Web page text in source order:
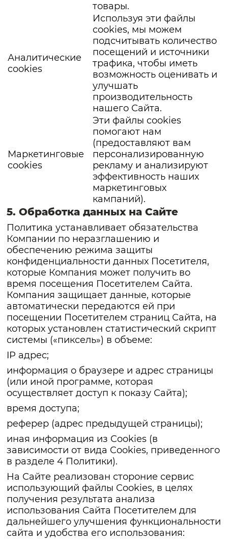
товары.
Аналитические
cookies
Используя эти файлы
cookies, мы можем
подсчитывать количество
посещений и источники
трафика, чтобы иметь
возможность оценивать и
улучшать
производительность
нашего Сайта.
Маркетинговые
cookies
Эти файлы cookies
помогают нам
(предоставляют вам
персонализированную
рекламу и анализируют
эффективность наших
маркетинговых
кампаний).
5. Обработка данных на Сайте
Политика устанавливает обязательства
Компании по неразглашению и
обеспечению режима защиты
конфиденциальности данных Посетителя,
которые Компания может получить во
время посещения Посетителем Сайта.
Компания защищает данные, которые
автоматически передаются ей при
посещении Посетителем страниц Сайта, на
которых установлен статистический скрипт
системы («пиксель») в объеме:
IP адрес;
информация о браузере и адрес страницы
(или иной программе, которая
осуществляет доступ к показу Сайта);
время доступа;
реферер (адрес предыдущей страницы);
иная информация из Cookies (в
зависимости от вида Cookies, приведенного
в разделе 4 Политики).
На Сайте реализован стороние сервис
использующий файлы Cookies, в целях
получения результата анализа
использования Сайта Посетителем для
дальнейшего улучшения функциональности
сайта и удобства его использования: